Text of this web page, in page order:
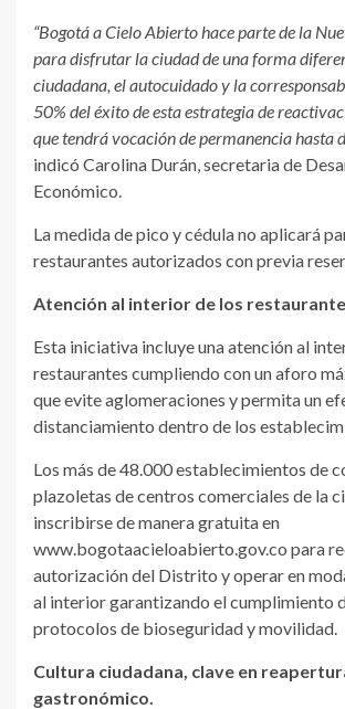
“Bogotá a Cielo Abierto hace parte de la
para disfrutar la ciudad de una forma
ciudadana, el autocuidado y la
50% del éxito de esta estrategia de
que tendrá vocación de permanencia hasta
indicó Carolina Durán, secretaria de
Económico.
La medida de pico y cédula no aplicará
restaurantes autorizados con previa
Atención al interior de los
Esta iniciativa incluye una atención al
restaurantes cumpliendo con un aforo
que evite aglomeraciones y permita un
distanciamiento dentro de los
Los más de 48.000 establecimientos de
plazoletas de centros comerciales de la
inscribirse de manera gratuita en
www.bogotaacieloabierto.gov.co para
autorización del Distrito y operar en
al interior garantizando el cumplimiento
protocolos de bioseguridad y movilidad.
Cultura ciudadana, clave en
gastronómico.